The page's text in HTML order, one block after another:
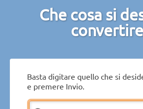
Che cosa si
Basta digitare quello che si
e premere Invio.